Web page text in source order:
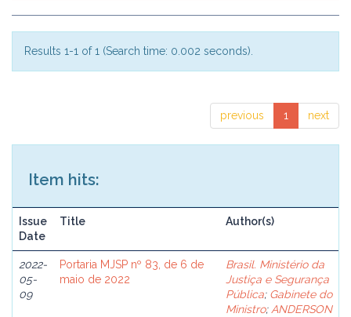
Results 1-1 of 1 (Search time: 0.002 seconds).
previous 1 next
Item hits:
Issue
Date
Title Author(s)
2022-
05-
09
Portaria MJSP nº 83, de 6 de
maio de 2022
Brasil. Ministério da
Justiça e Segurança
Pública; Gabinete do
Ministro; ANDERSON